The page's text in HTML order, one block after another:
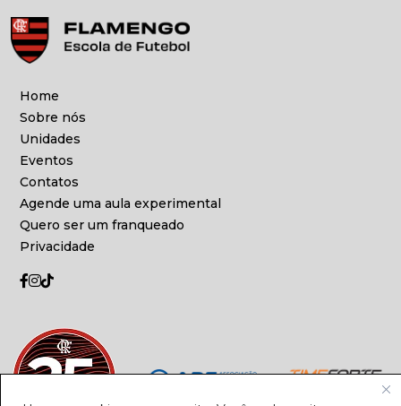
Home
Sobre nós
Unidades
Eventos
Contatos
Agende uma aula experimental
Quero ser um franqueado
Privacidade